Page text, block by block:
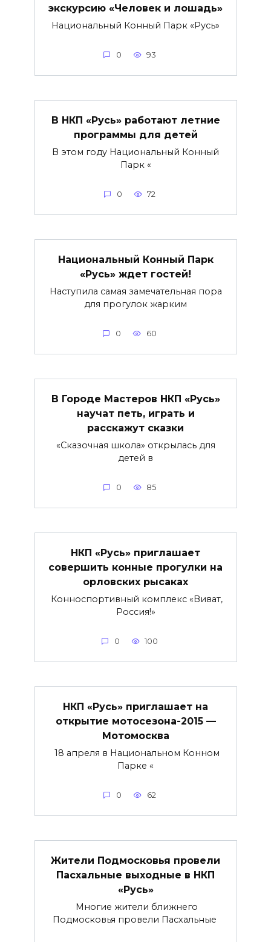
экскурсию «Человек и лошадь»
Национальный Конный Парк «Русь»
0 93
В НКП «Русь» работают летние
программы для детей
В этом году Национальный Конный
Парк «
0 72
Национальный Конный Парк
«Русь» ждет гостей!
Наступила самая замечательная пора
для прогулок жарким
0 60
В Городе Мастеров НКП «Русь»
научат петь, играть и
расскажут сказки
«Сказочная школа» открылась для
детей в
0 85
НКП «Русь» приглашает
совершить конные прогулки на
орловских рысаках
Конноспортивный комплекс «Виват,
Россия!»
0 100
НКП «Русь» приглашает на
открытие мотосезона-2015 —
Мотомосква
18 апреля в Национальном Конном
Парке «
0 62
Жители Подмосковья провели
Пасхальные выходные в НКП
«Русь»
Многие жители ближнего
Подмосковья провели Пасхальные